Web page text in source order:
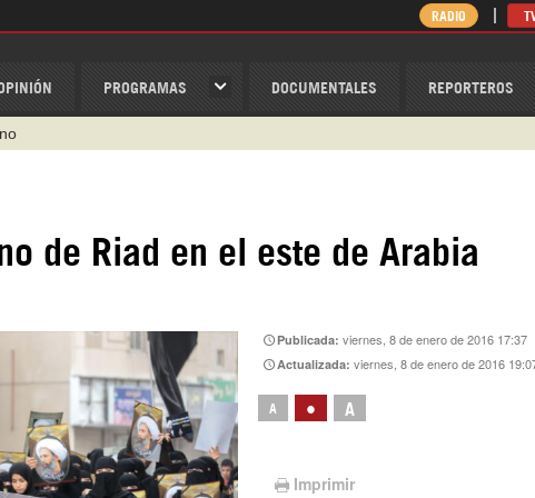
PROGRAMAS DOCUMENTALES REPORTEROS
RADIO
79 29 404
de Riad en el este de Arabia
Publicada:viernes, 8 de enero de 2016 17:37
Actualizada:viernes, 8 de enero de 2016
A • A
Imprimir